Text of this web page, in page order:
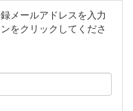
メールアドレスを入力
をクリックしてくださ